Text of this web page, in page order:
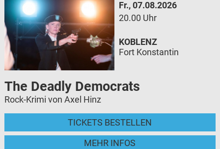
Fr., 07.08.2026
20.00 Uhr
The Deadly Democrats
Rock-Krimi von Axel Hinz
TICKETS BESTELLEN
MEHR INFOS
KOBLENZ
Fort Konstantin